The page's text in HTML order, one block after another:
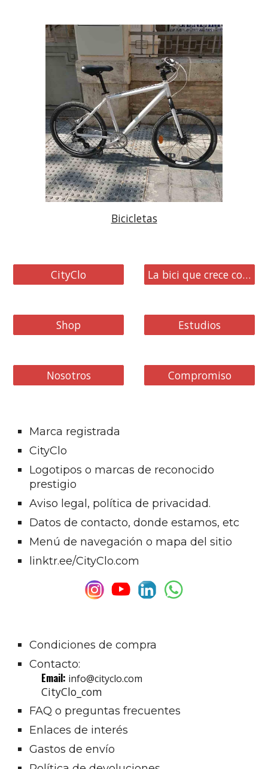
Bicicletas
CityClo La bici que crece contigo
Shop Estudios
Nosotros Compromiso
Marca registrada
CityClo
Logotipos o marcas de reconocido
prestigio
Aviso legal, política de privacidad.
Datos de contacto, donde estamos, etc
Menú de navegación o mapa del sitio
linktr.ee/CityClo.com
Condiciones de compra
Contacto:
Email: info@cityclo.com
CityClo_com
FAQ o preguntas frecuentes
Enlaces de interés
Gastos de envío